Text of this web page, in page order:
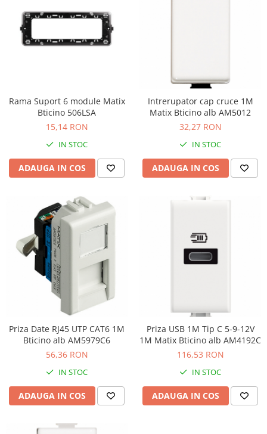
Rama Suport 6 module Matix
Bticino 506LSA
15,14 RON
IN STOC
ADAUGA IN COS
Intrerupator cap cruce 1M
Matix Bticino alb AM5012
32,27 RON
IN STOC
ADAUGA IN COS
Priza Date RJ45 UTP CAT6 1M
Bticino alb AM5979C6
56,36 RON
IN STOC
ADAUGA IN COS
Priza USB 1M Tip C 5-9-12V
1M Matix Bticino alb AM4192C
116,53 RON
IN STOC
ADAUGA IN COS